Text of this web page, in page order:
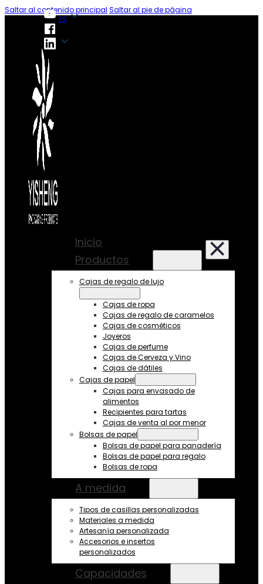
Saltar al contenido principal Saltar al pie de página
ES
Inicio
Productos
Cajas de regalo de lujo
Cajas de ropa
Cajas de regalo de caramelos
Cajas de cosméticos
Joyeros
Cajas de perfume
Cajas de Cerveza y Vino
Cajas de dátiles
Cajas de papel
Cajas para envasado de
alimentos
Recipientes para tartas
Cajas de venta al por menor
Bolsas de papel
Bolsas de papel para panadería
Bolsas de papel para regalo
Bolsas de ropa
A medida
Tipos de casillas personalizadas
Materiales a medida
Artesanía personalizada
Accesorios e insertos
personalizados
Capacidades